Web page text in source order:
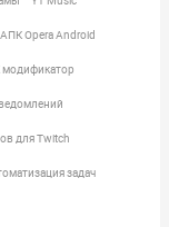
АПК Opera Android
для Twitch
задач